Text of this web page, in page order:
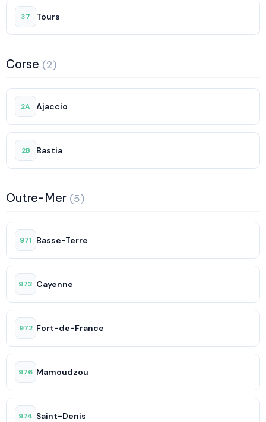
37 Tours
Corse (2)
2A Ajaccio
2B Bastia
Outre-Mer (5)
971 Basse-Terre
973 Cayenne
972 Fort-de-France
976 Mamoudzou
974 Saint-Denis